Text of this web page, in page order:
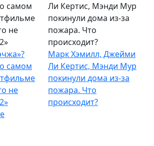
самом
не
самом
не
Ли Кертис, Мэнди Мур
покинули дома из-за
пожара. Что
происходит?
Марк Хэмилл, Джейми
Ли Кертис, Мэнди Мур
покинули дома из-за
пожара. Что
происходит?